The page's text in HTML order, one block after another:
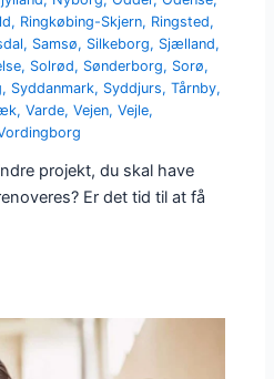
, Ringkøbing-Skjern, Ringsted,
, Samsø, Silkeborg, Sjælland,
, Solrød, Sønderborg, Sorø,
, Syddanmark, Syddjurs,Tårnby,
,Varde,Vejen,Vejle,
projekt, du skal have
Er det tid til at få